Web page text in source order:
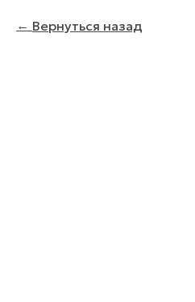
Вернуться назад